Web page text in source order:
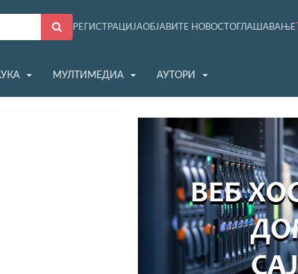
РЕГИСТРАЦИЈАОБЈАВИТЕ НОВОСТ ОГЛАШАВАЊЕ
МУЛТИМЕДИА АУТОРИ